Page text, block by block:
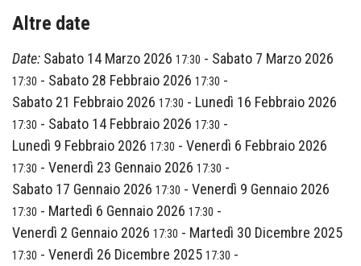
Altre date
Date: Sabato 14 Marzo 2026 17:30 - Sabato 7 Marzo 2026
17:30 - Sabato 28 Febbraio 2026 17:30 -
Sabato 21 Febbraio 2026 17:30 - Lunedì 16 Febbraio 2026
17:30 - Sabato 14 Febbraio 2026 17:30 -
Lunedì 9 Febbraio 2026 17:30 - Venerdì 6 Febbraio 2026
17:30 - Venerdì 23 Gennaio 2026 17:30 -
Sabato 17 Gennaio 2026 17:30 - Venerdì 9 Gennaio 2026
17:30 - Martedì 6 Gennaio 2026 17:30 -
Venerdì 2 Gennaio 2026 17:30 - Martedì 30 Dicembre 2025
17:30 - Venerdì 26 Dicembre 2025 17:30 -